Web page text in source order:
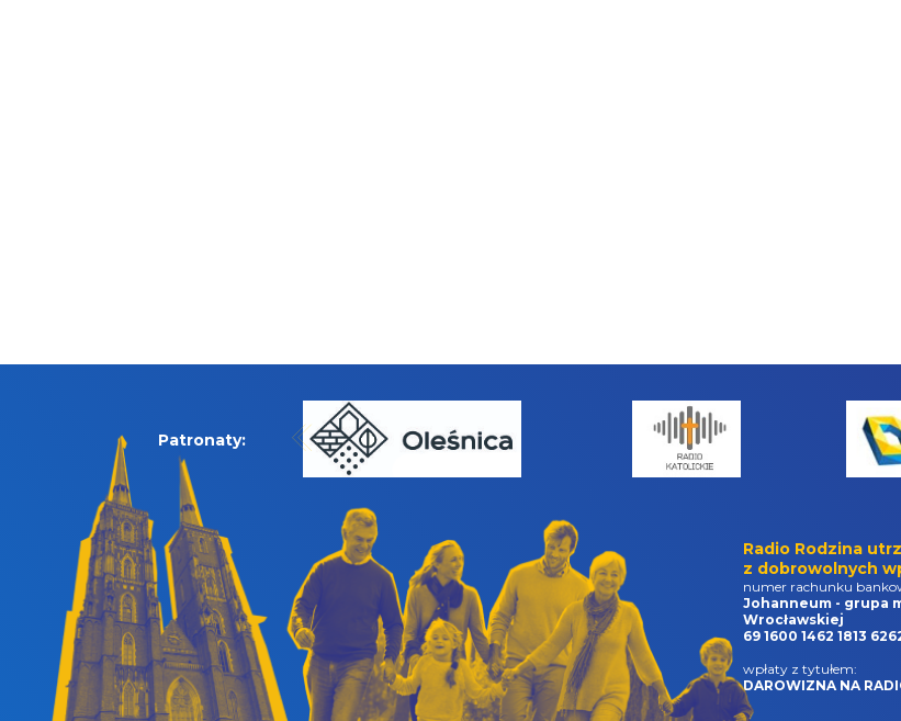
Patronaty:
Radio Rodzina
z dobrowolnych
numer rachunku
Johanneum - grupa
Wrocławskiej
69 1600 1462 1813
wpłaty z tytułem:
DAROWIZNA NA